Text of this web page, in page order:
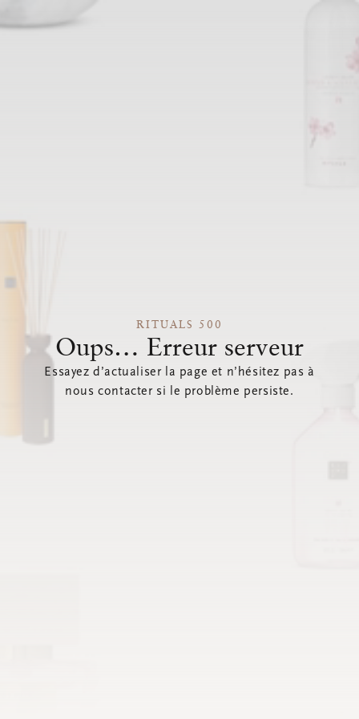
RITUALS 500
Oups… Erreur serveur
Essayez d’actualiser la page et n’hésitez pas à
nous contacter si le problème persiste.